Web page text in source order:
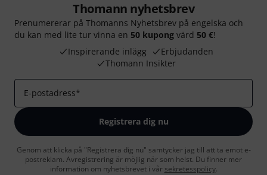
Thomann nyhetsbrev
Prenumererar på Thomanns Nyhetsbrev på engelska och
du kan med lite tur vinna en 50 kupong värd 50 €!
Inspirerande inlägg
Erbjudanden
Thomann Insikter
E-postadress*
Registrera dig nu
Genom att klicka på "Registrera dig nu" samtycker jag till att ta emot e-
postreklam. Avregistrering är möjlig när som helst. Du finner mer
information om nyhetsbrevet i vår sekretesspolicy.